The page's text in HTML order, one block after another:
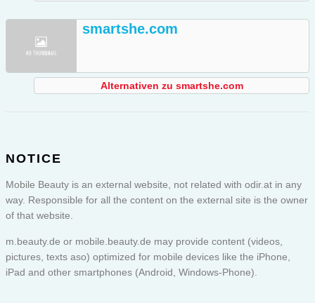
smartshe.com
Alternativen zu smartshe.com
NOTICE
Mobile Beauty is an external website, not related with odir.at in any
way. Responsible for all the content on the external site is the owner
of that website.
m.beauty.de or mobile.beauty.de may provide content (videos,
pictures, texts aso) optimized for mobile devices like the iPhone,
iPad and other smartphones (Android, Windows-Phone).